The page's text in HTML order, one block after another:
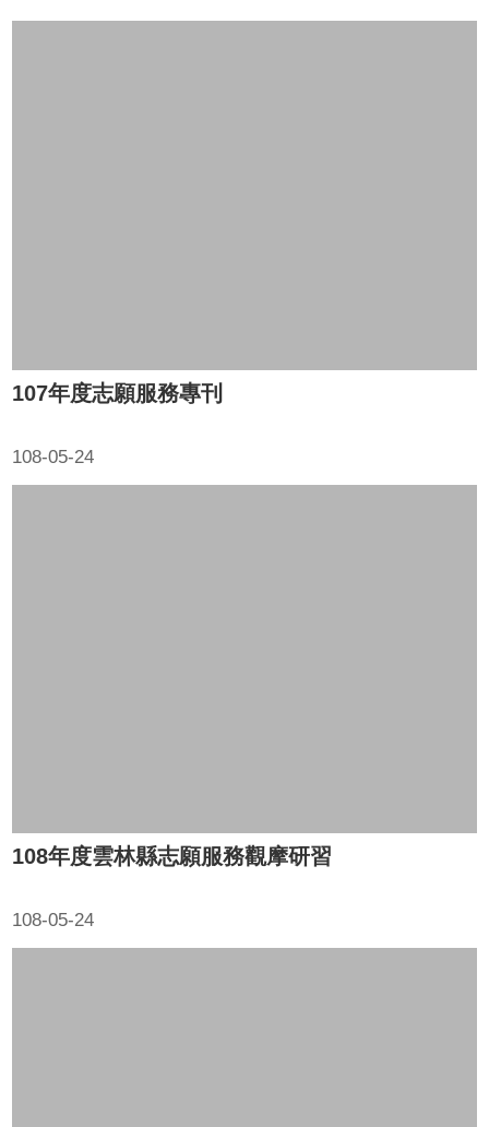
107年度志願服務專刊
108-05-24
108年度雲林縣志願服務觀摩研習
108-05-24